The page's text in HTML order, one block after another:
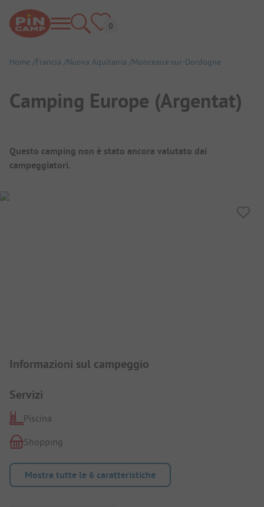
Home Francia Nuova Aquitania Monceaux-sur-Dordogne
Camping Europe (Argentat)
Panoramica del campeggio
Questo camping non è stato ancora valutato dai
campeggiatori.
Informazioni sul campeggio
Servizi
Piscina
Shopping
Mostra tutte le 6 caratteristiche